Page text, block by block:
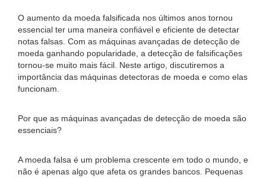
O aumento da moeda falsificada nos últimos anos tornou
essencial ter uma maneira confiável e eficiente de detectar
notas falsas. Com as máquinas avançadas de detecção de
moeda ganhando popularidade, a detecção de falsificações
tornou-se muito mais fácil. Neste artigo, discutiremos a
importância das máquinas detectoras de moeda e como elas
funcionam.
Por que as máquinas avançadas de detecção de moeda são
essenciais?
A moeda falsa é um problema crescente em todo o mundo, e
não é apenas algo que afeta os grandes bancos. Pequenas